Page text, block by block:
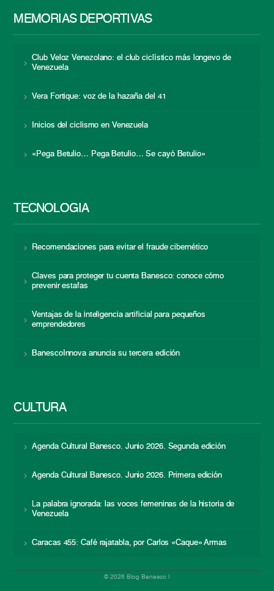
MEMORIAS DEPORTIVAS
Club Veloz Venezolano: el club ciclístico más longevo de
Venezuela
Vera Fortique: voz de la hazaña del 41
Inicios del ciclismo en Venezuela
«Pega Betulio… Pega Betulio… Se cayó Betulio»
TECNOLOGÍA
Recomendaciones para evitar el fraude cibernético
Claves para proteger tu cuenta Banesco: conoce cómo
prevenir estafas
Ventajas de la inteligencia artificial para pequeños
emprendedores
BanescoInnova anuncia su tercera edición
CULTURA
Agenda Cultural Banesco. Junio 2026. Segunda edición
Agenda Cultural Banesco. Junio 2026. Primera edición
La palabra ignorada: las voces femeninas de la historia de
Venezuela
Caracas 455: Café rajatabla, por Carlos «Caque» Armas
© 2026 Blog Banesco |